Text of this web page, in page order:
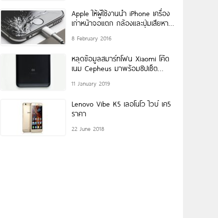
Apple ให้ผู้ใช้งานนำ iPhone เครื่อง
เก่าหน้าจอแตก กล้องและปุ่มเสียหาย
8 February 2016
หลุดข้อมูลสมาร์ทโฟน Xiaomi โค้ด
เนม Cepheus มาพร้อมชิปเซ็ต
Geekbench
11 January 2019
Lenovo Vibe K5 เลอโนโว ไวบ์ เค5
ราคา
22 June 2018